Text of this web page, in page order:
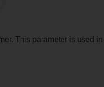
This parameter is used